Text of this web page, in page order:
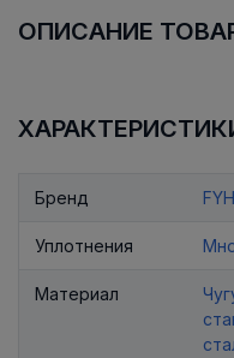
ОПИСАНИЕ
Бренд FYH
Уплотнения
Материал